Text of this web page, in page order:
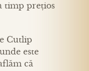
timp prețios
Cutlip
este
că